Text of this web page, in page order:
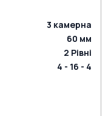
3 камерна
60 мм
2 Рівні
4 - 16 - 4